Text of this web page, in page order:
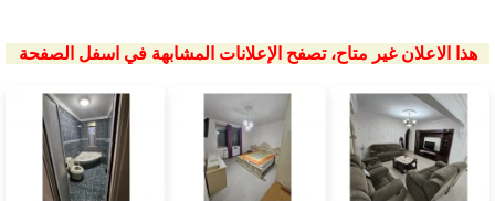
هذا الاعلان غير متاح، تصفح الإعلانات المشابهة في اسفل الصفحة